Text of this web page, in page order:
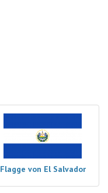
Flagge von El Salvador